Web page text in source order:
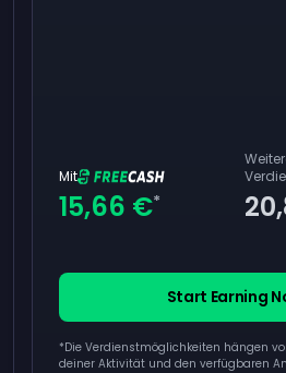
Mit
15,66 €*
Start Earning
*Die Verdienstmöglichkeiten hängen
deiner Aktivität und den verfügbaren